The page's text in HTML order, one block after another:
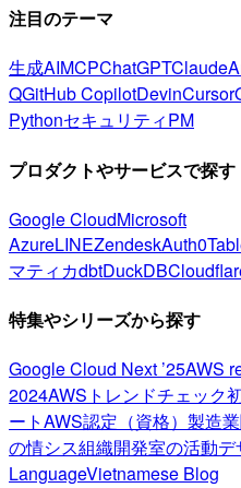
注目のテーマ
生成AIMCPChatGPTClaude
QGitHub CopilotDevinCursor
PythonセキュリティPM
プロダクトやサービスで探す
Google CloudMicrosoft
AzureLINEZendeskAuth0
マティカdbtDuckDB
特集やシリーズから探す
Google Cloud Next ’25AWS
2024AWSトレンドチェック
ートAWS認定（資格） 製造
の情シス組織開発室の活動デ
LanguageVietnamese Blog